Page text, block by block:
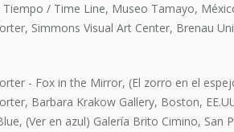
Tiempo / Time Line, Museo Tamayo,
Simmons Visual Art Center, Brenau
- Fox in the Mirror, (El zorro en el
Barbara Krakow Gallery, Boston,
(Ver en azul) Galería Brito Cimino, San